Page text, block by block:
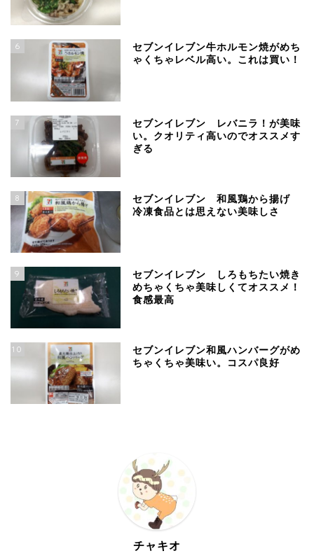
6
セブンイレブン牛ホルモン焼がめち
ゃくちゃレベル高い。これは買い！
7
セブンイレブン レバニラ！が美味
い。クオリティ高いのでオススメす
ぎる
8
セブンイレブン 和風鶏から揚げ
冷凍食品とは思えない美味しさ
9
セブンイレブン しろもちたい焼き
めちゃくちゃ美味しくてオススメ！
食感最高
10
セブンイレブン和風ハンバーグがめ
ちゃくちゃ美味い。コスパ良好
チャキオ